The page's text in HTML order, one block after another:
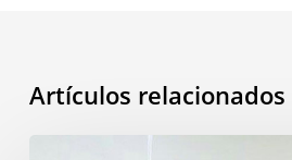
Artículos relacionados